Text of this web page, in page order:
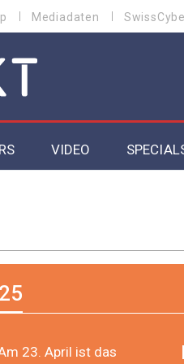
Mediadaten
VIDEO
23. April ist das